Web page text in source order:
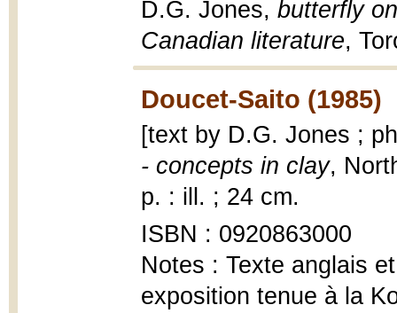
D.G. Jones, butterfly
Canadian literature,
Doucet-Saito (1985)
[text by D.G. Jones ;
- concepts in clay,
p. : ill. ; 24 cm.
ISBN : 0920863000
Notes : Texte anglais
exposition tenue à la